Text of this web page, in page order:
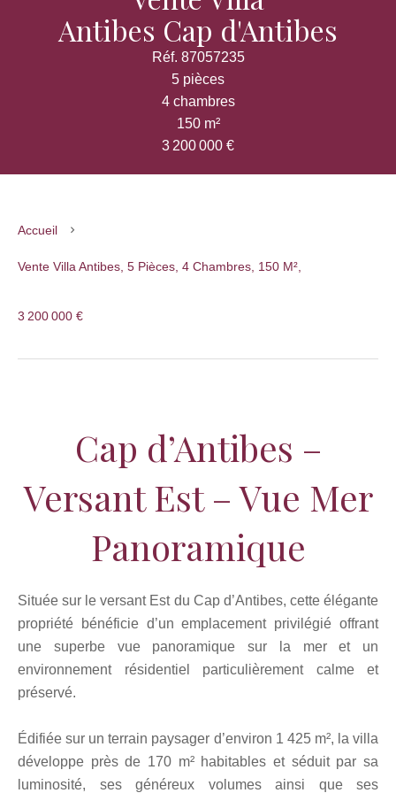
Antibes Cap d'Antibes
Réf. 87057235
5 pièces
4 chambres
150 m²
3 200 000 €
Accueil
Vente Villa Antibes, 5 Pièces, 4 Chambres, 150 M²,
3 200 000 €
Cap d’Antibes –
Versant Est – Vue Mer
Panoramique
Située sur le versant Est du Cap d’Antibes, cette élégante
propriété bénéficie d’un emplacement privilégié offrant
une superbe vue panoramique sur la mer et un
environnement résidentiel particulièrement calme et
préservé.
Édifiée sur un terrain paysager d’environ 1 425 m², la villa
développe près de 170 m² habitables et séduit par sa
luminosité, ses généreux volumes ainsi que ses